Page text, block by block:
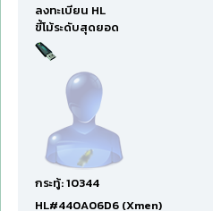
ลงทะเบียน HL
ขี้โม้ระดับสุดยอด
กระทู้: 10344
HL#440A06D6 (Xmen)